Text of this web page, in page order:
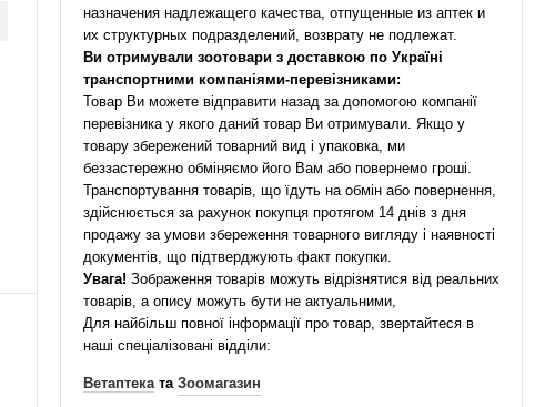
назначения надлежащего качества, отпущенные из аптек и
их структурных подразделений, возврату не подлежат.
Ви отримували зоотовари з доставкою по Україні
транспортними компаніями-перевізниками:
Товар Ви можете відправити назад за допомогою компанії
перевізника у якого даний товар Ви отримували. Якщо у
товару збережений товарний вид і упаковка, ми
беззастережно обміняємо його Вам або повернемо гроші.
Транспортування товарів, що їдуть на обмін або повернення,
здійснюється за рахунок покупця протягом 14 днів з дня
продажу за умови збереження товарного вигляду і наявності
документів, що підтверджують факт покупки.
Увага! Зображення товарів можуть відрізнятися від реальних
товарів, а опису можуть бути не актуальними,
Для найбільш повної інформації про товар, звертайтеся в
наші спеціалізовані відділи:
Ветаптеката Зоомагазин